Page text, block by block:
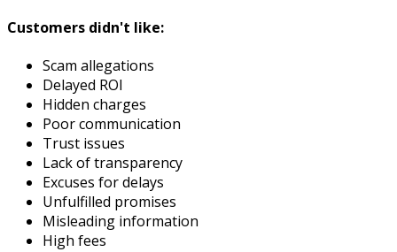
Customers didn't like:
Scam allegations
Delayed ROI
Hidden charges
Poor communication
Trust issues
Lack of transparency
Excuses for delays
Unfulfilled promises
Misleading information
High fees